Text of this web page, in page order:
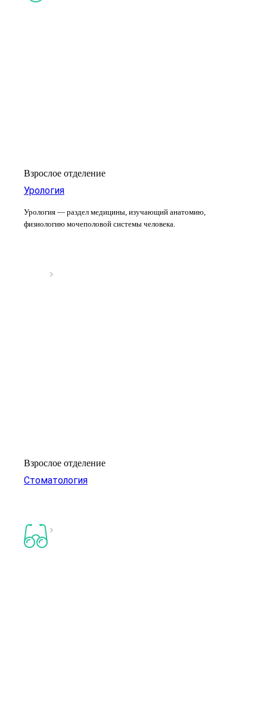
Взрослое отделение
Урология
Урология — раздел медицины, изучающий анатомию,
физиологию мочеполовой системы человека.
Взрослое отделение
Стоматология